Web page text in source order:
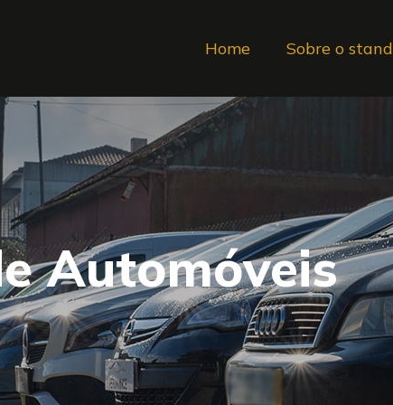
Home Sobre o stand
Automóveis